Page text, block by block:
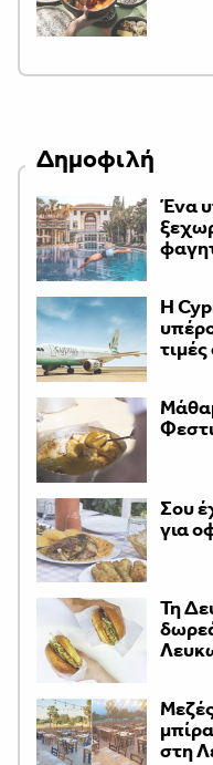
Δημοφιλή
Ένα
H
Σου
για
Τη
στη